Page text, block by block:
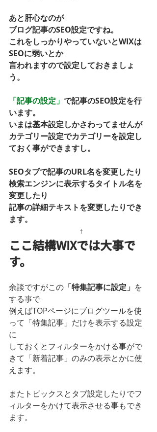
あと肝心なのが
ブログ記事のSEO設定ですね。
これをしっかりやっていないとWIXは
SEOに弱いとか
言われますので設定しておきましょ
う。
「記事の設定」 で記事のSEO設定を行
います。
いまは基本設定しかさわってませんが
カテゴリー設定でカテゴリーを設定し
ておく事ができますし。
SEOタブで記事のURL名を変更したり
検索エンジンに表示するタイトル名を
変更したり
記事の詳細テキストを変更したりでき
ます。
↑
ここ結構WIXでは大事で
す。
余談ですがこの 「特集記事に設定」 を
する事で
例えばTOPページにブログツールを使
って「特集記事」だけを表示する設定
に
しておくとフィルターをかける事がで
きて「新着記事」のみの表示とかに使
えます。
またトピックスとタブ設定したりでフ
ィルターをかけて表示させる事もでき
ます。